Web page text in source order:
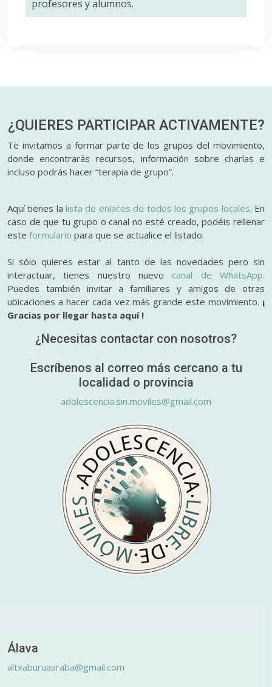
profesores y alumnos.
¿QUIERES PARTICIPAR ACTIVAMENTE?
Te invitamos a formar parte de los grupos del movimiento,
donde encontrarás recursos, información sobre charlas e
incluso podrás hacer “terapia de grupo”.
Aquí tienes lalista de enlaces de todos los grupos locales. En
caso de que tu grupo o canal no esté creado, podéis rellenar
este formulario para que se actualice el listado.
Si sólo quieres estar al tanto de las novedades pero sin
interactuar, tienes nuestro nuevo canal de WhatsApp.
Puedes también invitar a familiares y amigos de otras
ubicaciones a hacer cada vez más grande este movimiento. ¡
Gracias por llegar hasta aquí !
¿Necesitas contactar con nosotros?
Escríbenos al correo más cercano a tu
localidad o provincia
adolescencia.sin.moviles@gmail.com
Álava
altxaburuaaraba@gmail.com